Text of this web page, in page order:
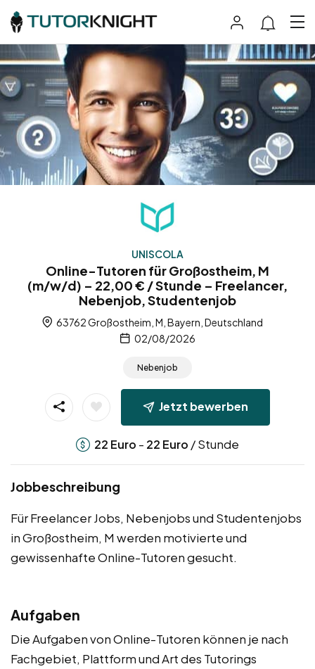
UNISCOLA
Online-Tutoren für Großostheim, M
(m/w/d) – 22,00 € / Stunde – Freelancer,
Nebenjob, Studentenjob
63762 Großostheim, M, Bayern, Deutschland
02/08/2026
Nebenjob
Jetzt bewerben
22 Euro - 22 Euro / Stunde
Jobbeschreibung
Für Freelancer Jobs, Nebenjobs und Studentenjobs
in Großostheim, M werden motivierte und
gewissenhafte Online-Tutoren gesucht.
Aufgaben
Die Aufgaben von Online-Tutoren können je nach
Fachgebiet, Plattform und Art des Tutorings